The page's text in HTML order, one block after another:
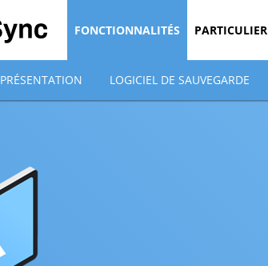
FONCTIONNALITÉS PARTICULIER
PRÉSENTATION LOGICIEL DE SAUVEGARDE